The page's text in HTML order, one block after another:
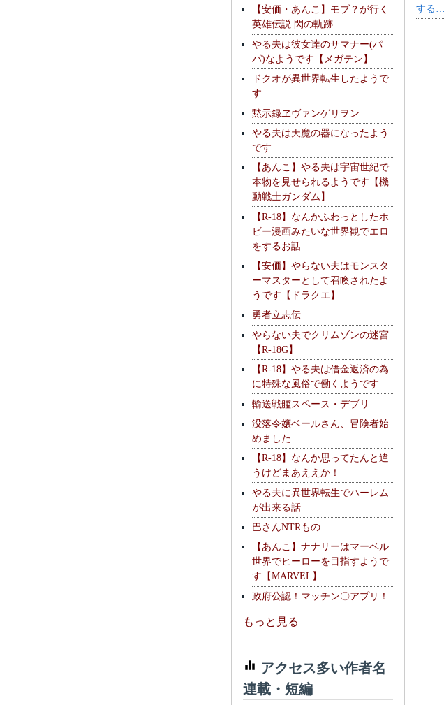
【安価・あんこ】モブ？が行く
英雄伝説 閃の軌跡
やる夫は彼女達のサマナー(パ
パ)なようです【メガテン】
ドクオが異世界転生したようで
す
黙示録ヱヴァンゲリヲン
やる夫は天魔の器になったよう
です
【あんこ】やる夫は宇宙世紀で
本物を見せられるようです【機
動戦士ガンダム】
【R-18】なんかふわっとしたホ
ビー漫画みたいな世界観でエロ
をするお話
【安価】やらない夫はモンスタ
ーマスターとして召喚されたよ
うです【ドラクエ】
勇者立志伝
やらない夫でクリムゾンの迷宮
【R-18G】
【R-18】やる夫は借金返済の為
に特殊な風俗で働くようです
輸送戦艦スペース・デブリ
没落令嬢ベールさん、冒険者始
めました
【R-18】なんか思ってたんと違
うけどまあええか！
やる夫に異世界転生でハーレム
が出来る話
巴さんNTRもの
【あんこ】ナナリーはマーベル
世界でヒーローを目指すようで
す【MARVEL】
政府公認！マッチン〇アプリ！
もっと見る
アクセス多い作者名
連載・短編
する…